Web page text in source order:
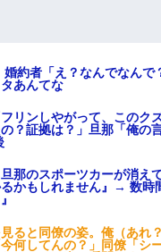
な！」結
けどなん
」私「」
ョーワロ
を鳴ら
クラク
降りてこ
...
超の治験
ｗ(※画像
婚約者「え？なんでなん
あんてな
リンしやがって、このク
の？証拠は？」旦那「俺の
旦那のスポーツカーが消え
かもしれません』→ 数時
ると同僚の姿。俺（あれ
何してんの？」同僚「シ